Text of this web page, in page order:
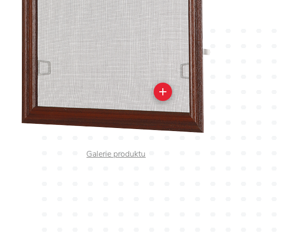
Galerie produktu